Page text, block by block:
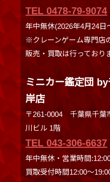
TEL 0478-79-9074
年中無休(2026年4月24日
※クレーンゲーム専門店
販売・買取は行っており
ミニカー鑑定団
岸店
〒261-0004 千葉県千葉
川ビル 1階
TEL 043-306-6637
年中無休・営業時間
買取受付時間12:00〜